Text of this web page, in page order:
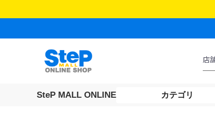
SteP MALL ONLINE カテゴリ